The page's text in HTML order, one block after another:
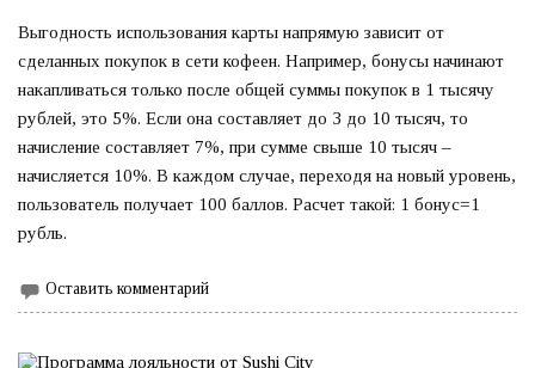
Выгодность использования карты напрямую зависит от
сделанных покупок в сети кофеен. Например, бонусы начинают
накапливаться только после общей суммы покупок в 1 тысячу
рублей, это 5%. Если она составляет до 3 до 10 тысяч, то
начисление составляет 7%, при сумме свыше 10 тысяч –
начисляется 10%. В каждом случае, переходя на новый уровень,
пользователь получает 100 баллов. Расчет такой: 1 бонус=1
рубль.
Оставить комментарий